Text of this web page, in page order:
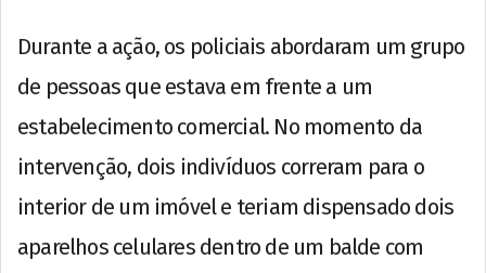
Durante a ação, os policiais abordaram um grupo
de pessoas que estava em frente a um
estabelecimento comercial. No momento da
intervenção, dois indivíduos correram para o
interior de um imóvel e teriam dispensado dois
aparelhos celulares dentro de um balde com